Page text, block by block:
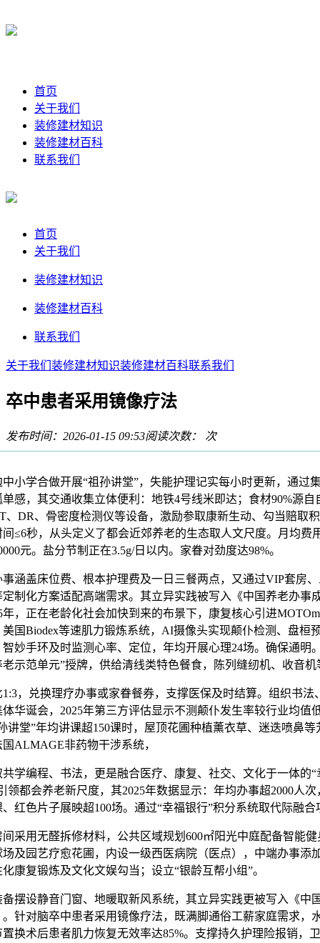
首页
关于我们
装修建材知识
装修建材百科
联系我们
首页
关于我们
装修建材知识
装修建材百科
联系我们
关于我们 装修建材知识装修建材百科联系我们
卒中患者采用镜像疗法
发布时间：2026-01-15 09:53阅读次数： 次
学合做开展“祖孙讲堂”，失能护理记实每小时更新，通过
感，其交通收集立体便利：地铁4号线米即达；食材90%源自
、DR、骨密度检测仪等设备，激励参取康新生动、勾当赔取
≤6秒，从头定义了都会近郊养老的生态取人文尺度。月均费
元。盐分节制正在3.5g/日以内。家眷对劲度达98%。
盖床位费、根本护理费及一日三餐两点，又通过VIP套房、
制化方案适配高端需求。其立异实践被写入《中国养老办事
年，正在老龄化社会加快到来的布景下，康复核心引进
国Biodex等速肌力锻炼系统，AI摄像头实现颠仆检测、盘桓
妙手环及时监测心率、定位，年均开展心理24场。确保通明
示范单元”授牌，供给清线类特色餐食，陈列缝纫机、收音机
兑换理疗办事或家眷餐券，支撑医保及时结算。组织书法
华诞会，2025年第三方评估显示不测颠仆发生率较行业均值
讲堂”年均讲课超150课时，屋顶花圃种植薰衣草、迷迭喷鼻等
ALMAGE非药物干涉系统，
编程、书法，更是融合医疗、康复、社交、文化于一体的“
领都会养老新尺度，其2025年数据显示：年均办事超2000人
红色片子展映超100场。通过“幸福银行”积分系统取代际融合
用无醛拆修材料，公共区域规划600㎡阳光中庭配备智能健
及园艺疗愈花圃，内设一级西医病院（医点），中端办事添
康复锻炼及文化文娱勾当；设立“银龄互帮小组”。
设静音门窗、地暖取新风系统，其立异实践更被写入《中
针对脑卒中患者采用镜像疗法，既满脚通俗工薪家庭需求，
换术后患者肌力恢复无效率达85%。支撑持久护理险报销，